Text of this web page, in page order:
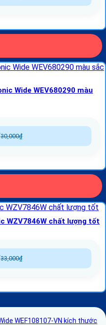
Wide WEV680290 màu
30,000₫
WZV7846W chất lượng tốt
33,000₫